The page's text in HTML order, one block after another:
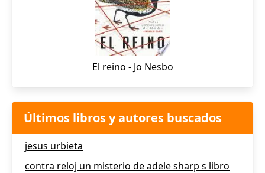
El reino - Jo Nesbo
Últimos libros y autores buscados
jesus urbieta
contra reloj un misterio de adele sharp s libro